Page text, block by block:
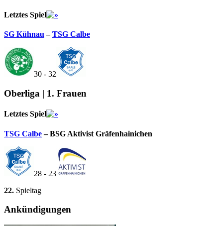
Letztes Spiel
SG Kühnau –TSG Calbe
30 - 32
Oberliga | 1. Frauen
Letztes Spiel
TSG Calbe– BSG Aktivist Gräfenhainichen
28 - 23
22. Spieltag
Ankündigungen